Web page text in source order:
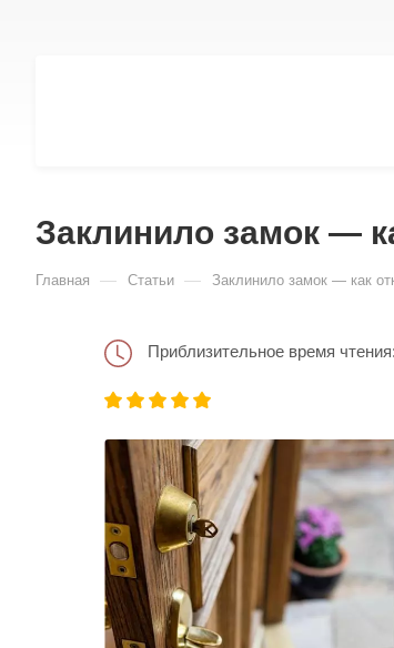
Заклинило замок —
Главная — Статьи — Заклинило замок — как
Приблизительное время